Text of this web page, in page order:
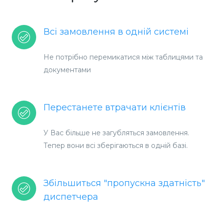
Всі замовлення в одній системі
Не потрібно перемикатися між таблицями та
документами
Перестанете втрачати клієнтів
У Вас більше не загубляться замовлення.
Тепер вони всі зберігаються в одній базі.
Збільшиться "пропускна здатність"
диспетчера